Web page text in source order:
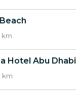
km
Hotel Abu Dhabi
km